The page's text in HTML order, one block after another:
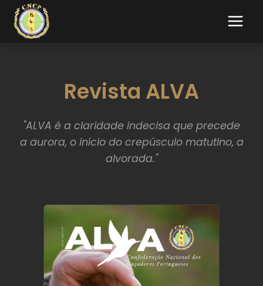
Revista ALVA
"ALVA é a claridade indecisa que precede
a aurora, o início do crepúsculo matutino, a
alvorada."